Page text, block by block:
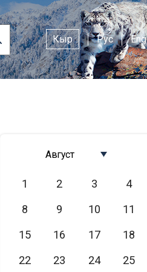
Кыр Рус Eng
Август
Март
Апрель
Июнь
1 2 3 4
8
9 10 11
15
16 17 18
22
23 24 25